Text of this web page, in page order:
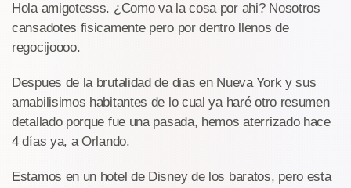
Hola amigotesss. ¿Como va la cosa por ahi? Nosotros
cansadotes fisicamente pero por dentro llenos de
regocijoooo.
Despues de la brutalidad de dias en Nueva York y sus
amabilisimos habitantes de lo cual ya haré otro resumen
detallado porque fue una pasada, hemos aterrizado hace
4 días ya, a Orlando.
Estamos en un hotel de Disney de los baratos, pero esta